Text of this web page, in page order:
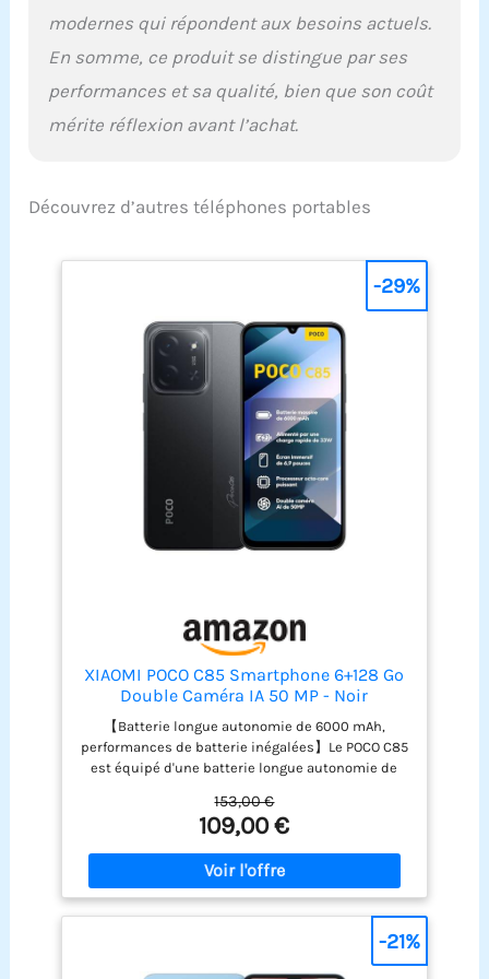
modernes qui répondent aux besoins actuels.
En somme, ce produit se distingue par ses
performances et sa qualité, bien que son coût
mérite réflexion avant l’achat.
Découvrez d’autres téléphones portables
XIAOMI POCO C85 Smartphone 6+128 Go
Double Caméra IA 50 MP - Noir
【Batterie longue autonomie de 6000 mAh,
performances de batterie inégalées】Le POCO C85
est équipé d'une batterie longue autonomie de
longue durée avec des performances
extraordinaires. 【Écran immersif de 6,9 pouces,
AdaptiveSync jusqu'à 120 Hz】Le grand écran de
6,9 pouces offre une expérience visuelle
immersive avec une clarté et une luminosité
exceptionnelles. Grâce à un taux de
rafraîchissement adaptatif pouvant atteindre 120
Hz, profitez d'une expérience fluide et immersive,
que vous naviguiez sur Internet ou regardiez des
153,00 €
109,00 €
-29%
-21%